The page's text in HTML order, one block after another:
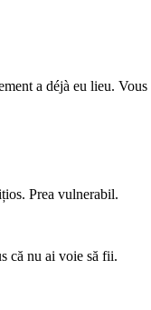
a déjà eu lieu.
Prea vulnerabil.
că nu ai voie să fii.